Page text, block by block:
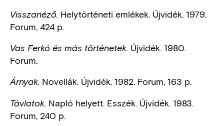
Visszanéző. Helytörténeti emlékek. Újvidék. 1979.
Forum, 424 p.
Vas Ferkó és más történetek. Újvidék. 1980.
Forum.
Árnyak. Novellák. Újvidék. 1982. Forum, 163 p.
Távlatok. Napló helyett. Esszék. Újvidék. 1983.
Forum, 240 p.